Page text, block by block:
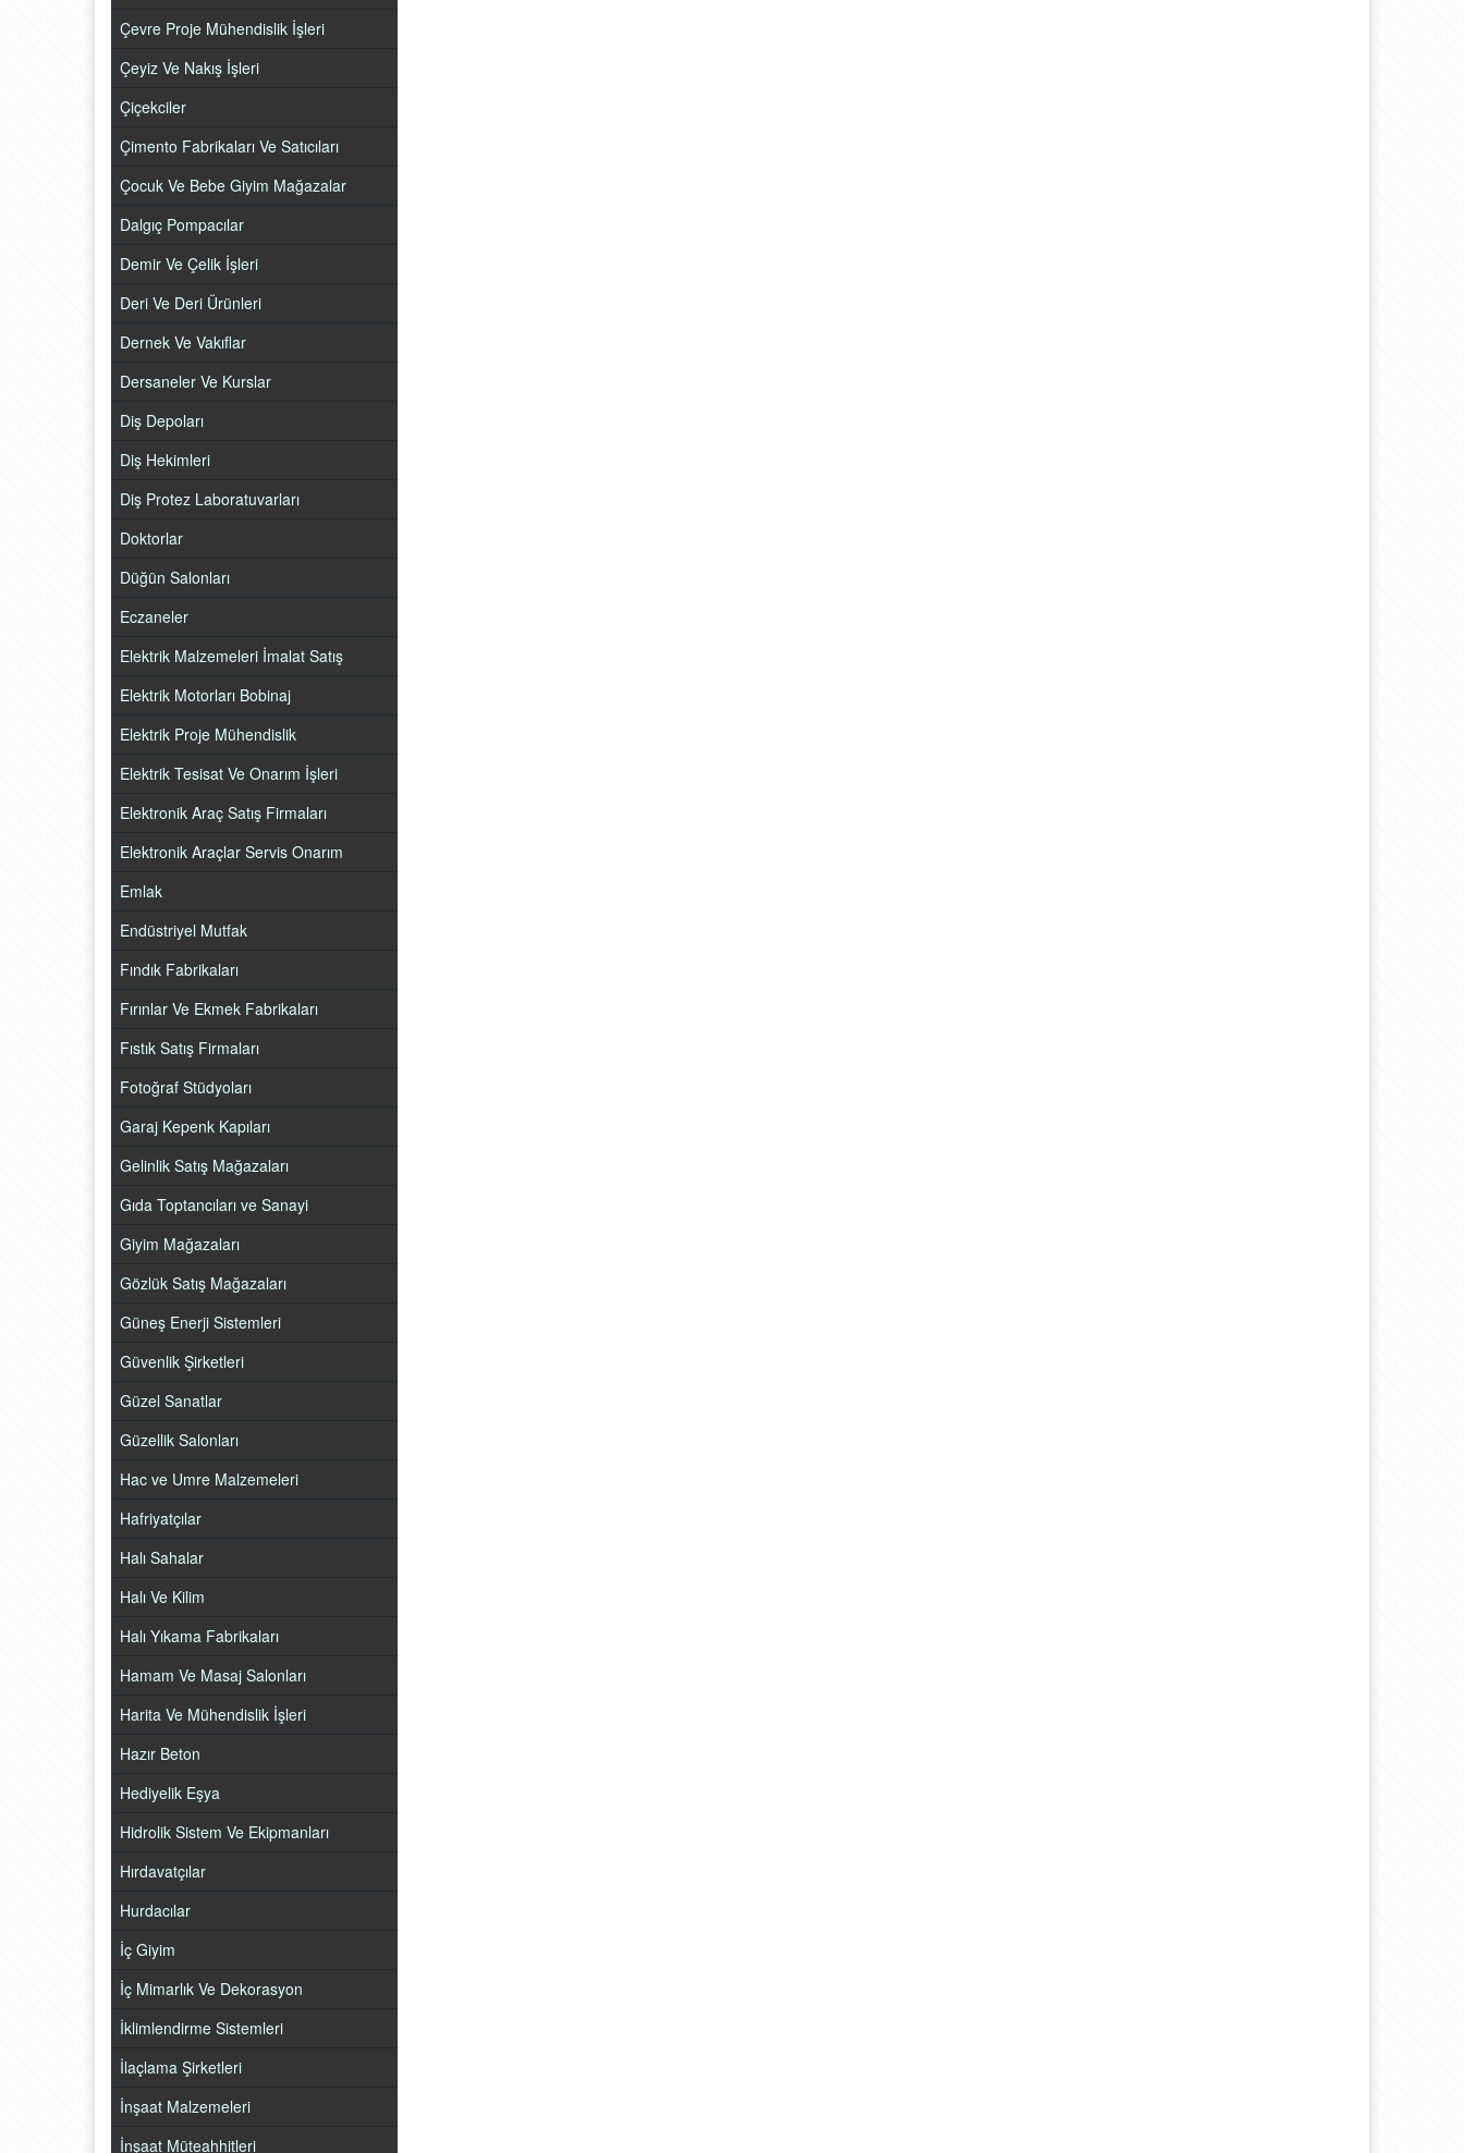
Çevre Proje Mühendislik İşleri
Çeyiz Ve Nakış İşleri
Çiçekciler
Çimento Fabrikaları Ve Satıcıları
Çocuk Ve Bebe Giyim Mağazalar
Dalgıç Pompacılar
Demir Ve Çelik İşleri
Deri Ve Deri Ürünleri
Dernek Ve Vakıflar
Dersaneler Ve Kurslar
Diş Depoları
Diş Hekimleri
Diş Protez Laboratuvarları
Doktorlar
Düğün Salonları
Eczaneler
Elektrik Malzemeleri İmalat Satış
Elektrik Motorları Bobinaj
Elektrik Proje Mühendislik
Elektrik Tesisat Ve Onarım İşleri
Elektronik Araç Satış Firmaları
Elektronik Araçlar Servis Onarım
Emlak
Endüstriyel Mutfak
Fındık Fabrikaları
Fırınlar Ve Ekmek Fabrikaları
Fıstık Satış Firmaları
Fotoğraf Stüdyoları
Garaj Kepenk Kapıları
Gelinlik Satış Mağazaları
Gıda Toptancıları ve Sanayi
Giyim Mağazaları
Gözlük Satış Mağazaları
Güneş Enerji Sistemleri
Güvenlik Şirketleri
Güzel Sanatlar
Güzellik Salonları
Hac ve Umre Malzemeleri
Hafriyatçılar
Halı Sahalar
Halı Ve Kilim
Halı Yıkama Fabrikaları
Hamam Ve Masaj Salonları
Harita Ve Mühendislik İşleri
Hazır Beton
Hediyelik Eşya
Hidrolik Sistem Ve Ekipmanları
Hırdavatçılar
Hurdacılar
İç Giyim
İç Mimarlık Ve Dekorasyon
İklimlendirme Sistemleri
İlaçlama Şirketleri
İnşaat Malzemeleri
İnşaat Müteahhitleri